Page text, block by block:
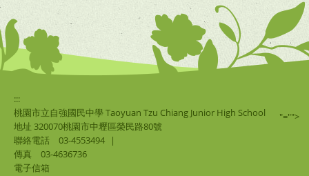
:::
桃園市立自強國民中學 Taoyuan Tzu Chiang Junior High School
地址 320070桃園市中壢區榮民路80號
聯絡電話
03-4553494
|
傳真
03-4636736
電子信箱
"="">